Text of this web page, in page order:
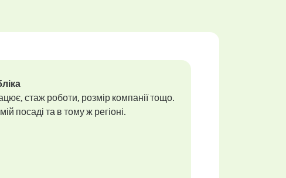
стаж роботи, розмір компанії тощо.
посаді та в тому ж регіоні.